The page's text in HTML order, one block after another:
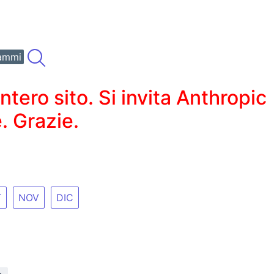
sito. Si invita Anthropic
Grazie.
NOV DIC